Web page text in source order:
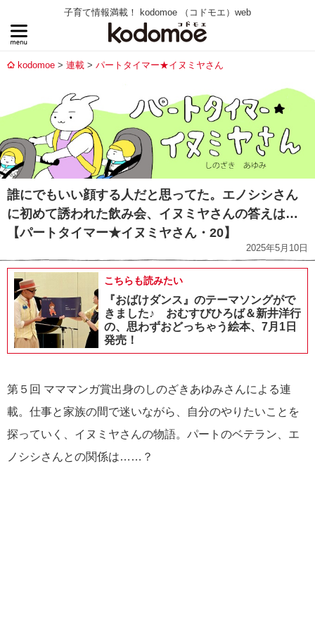
子育て情報満載！ kodomoe （コドモエ）web
kodomoe 連載 パートタイマー★イヌミヤさん
誰にでもいい顔する人だと思ってた。エノシシさん
に初めて誘われた飲み会、イヌミヤさんの答えは…
【パートタイマー★イヌミヤさん・20】
2025年5月10日
こちらも読みたい
『おばけダンス』のテーマソングがで
きました♪ おむすびひろば＆新井洋行
の、思わずおどっちゃう絵本、7月1日
発売！
第５回 マママンガ賞出身のしのざきあゆみさんによる連
載。仕事と家族の間で迷いながら、自分のやりたいことを
探っていく、イヌミヤさんの物語。パートのベテラン、エ
ノシシさんとの関係は……？